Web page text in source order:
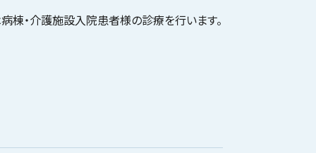
・介護施設入院患者様の診療を行います。